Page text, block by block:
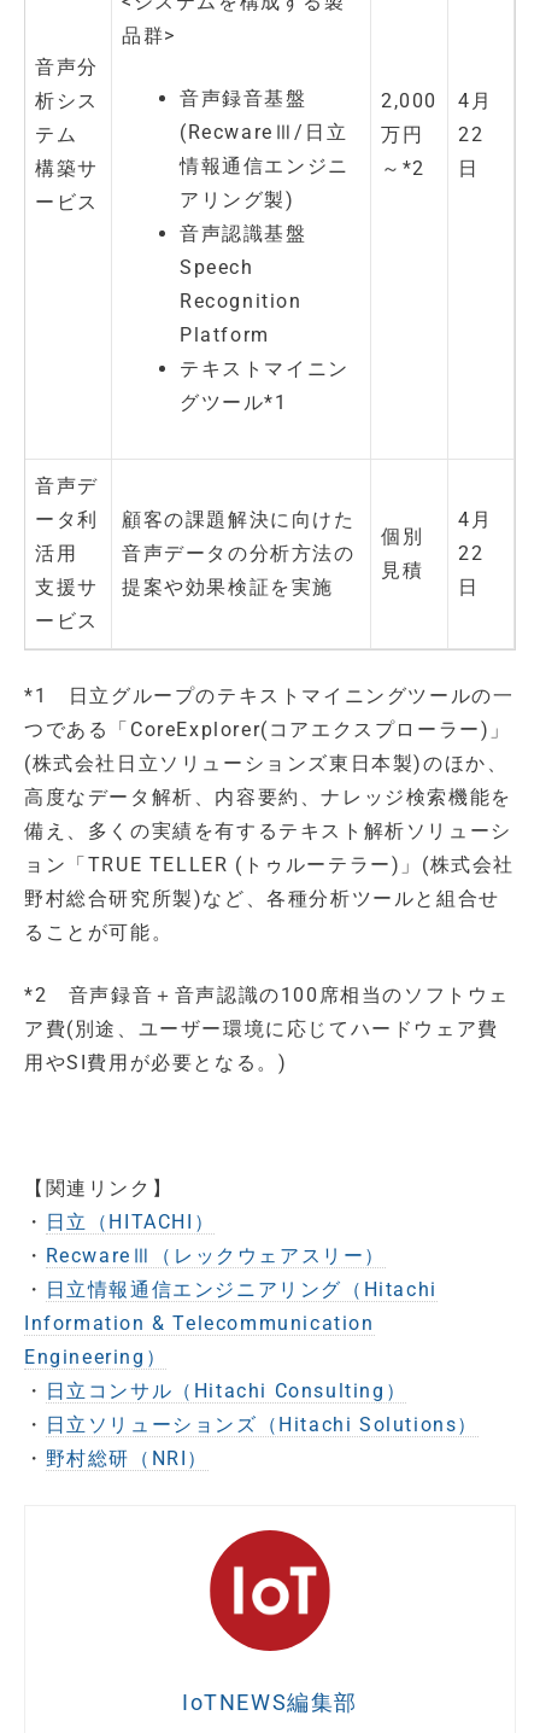
音声分
析シス
テム
構築サ
ービス
品群>
音声録音基盤
(RecwareⅢ/日立
情報通信エンジニ
アリング製)
音声認識基盤
Speech
Recognition
Platform
テキストマイニン
グツール*1
2,000
万円
～ *2
4月
22
日
音声デ
ータ利
活用
支援サ
ービス
顧客の課題解決に向けた
音声データの分析方法の
提案や効果検証を実施
個別
見積
4月
22
日
*1 日立グループのテキストマイニングツールの一
つである「CoreExplorer(コアエクスプローラー)」
(株式会社日立ソリューションズ東日本製)のほか、
高度なデータ解析、内容要約、ナレッジ検索機能を
備え、多くの実績を有するテキスト解析ソリューシ
ョン「TRUE TELLER (トゥルーテラー)」(株式会社
野村総合研究所製)など、各種分析ツールと組合せ
ることが可能。
*2 音声録音＋音声認識の100席相当のソフトウェ
ア費(別途、ユーザー環境に応じてハードウェア費
用やSI費用が必要となる。)
【関連リンク】
・ 日立（HITACHI）
・ RecwareⅢ（レックウェアスリー）
・ 日立情報通信エンジニアリング（Hitachi
Information & Telecommunication
Engineering）
・ 日立コンサル（Hitachi Consulting）
・ 日立ソリューションズ（Hitachi Solutions）
・ 野村総研（NRI）
IoTNEWS編集部